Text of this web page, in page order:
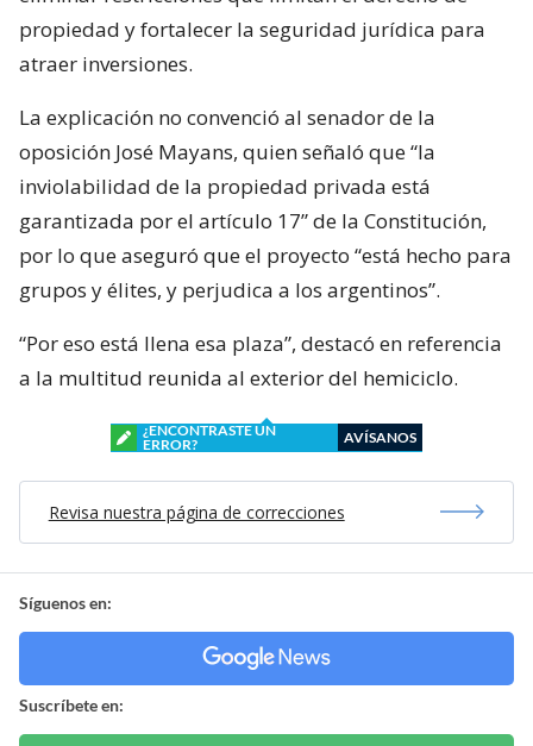
propiedad y fortalecer la seguridad jurídica para
atraer inversiones.
La explicación no convenció al senador de la
oposición José Mayans, quien señaló que “la
inviolabilidad de la propiedad privada está
garantizada por el artículo 17” de la Constitución,
por lo que aseguró que el proyecto “está hecho para
grupos y élites, y perjudica a los argentinos”.
“Por eso está llena esa plaza”, destacó en referencia
a la multitud reunida al exterior del hemiciclo.
¿ENCONTRASTE UN
ERROR?
AVÍSANOS
Revisa nuestra página de correcciones
Síguenos en:
Suscríbete en: